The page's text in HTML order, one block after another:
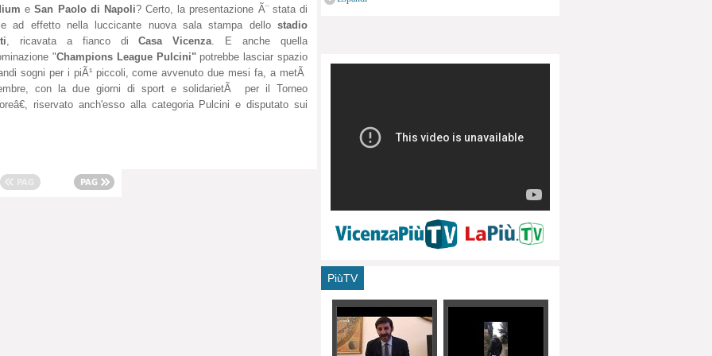
e San Paolo di Napoli? Certo, la presentazione Ã¨ stata di
ad effetto nella luccicante nuova sala stampa dello stadio
, ricavata a fianco diCasa Vicenza. E anche quella
"Champions League Pulcini"potrebbe lasciar spazio
sogni per i piÃ¹ piccoli, come avvenuto due mesi fa, a metÃ
con la due giorni di sport e solidarietÃ per il Torneo
riservato anch'esso alla categoria Pulcini e disputato sui
PiùTV